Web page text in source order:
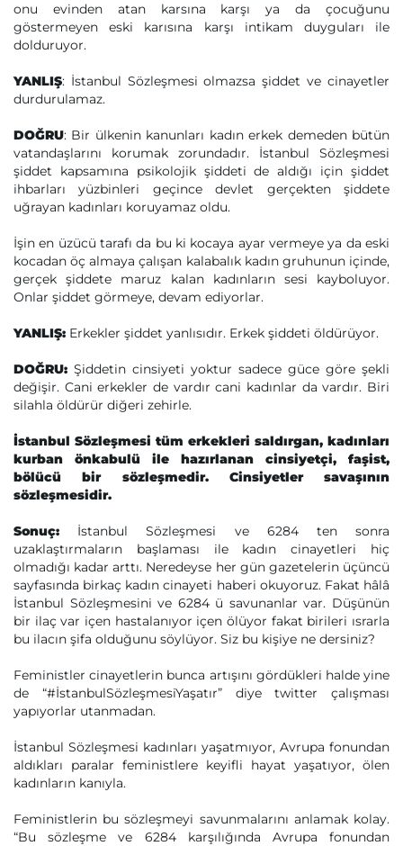
onu evinden atan karsına karşı ya da çocuğunu
göstermeyen eski karısına karşı intikam duyguları ile
dolduruyor.
YANLIŞ: İstanbul Sözleşmesi olmazsa şiddet ve cinayetler
durdurulamaz.
DOĞRU: Bir ülkenin kanunları kadın erkek demeden bütün
vatandaşlarını korumak zorundadır. İstanbul Sözleşmesi
şiddet kapsamına psikolojik şiddeti de aldığı için şiddet
ihbarları yüzbinleri geçince devlet gerçekten şiddete
uğrayan kadınları koruyamaz oldu.
İşin en üzücü tarafı da bu ki kocaya ayar vermeye ya da eski
kocadan öç almaya çalışan kalabalık kadın gruhunun içinde,
gerçek şiddete maruz kalan kadınların sesi kayboluyor.
Onlar şiddet görmeye, devam ediyorlar.
YANLIŞ: Erkekler şiddet yanlısıdır. Erkek şiddeti öldürüyor.
DOĞRU: Şiddetin cinsiyeti yoktur sadece güce göre şekli
değişir. Cani erkekler de vardır cani kadınlar da vardır. Biri
silahla öldürür diğeri zehirle.
İstanbul Sözleşmesi tüm erkekleri saldırgan, kadınları
kurban önkabulü ile hazırlanan cinsiyetçi, faşist,
bölücü bir sözleşmedir. Cinsiyetler savaşının
sözleşmesidir.
Sonuç: İstanbul Sözleşmesi ve 6284 ten sonra
uzaklaştırmaların başlaması ile kadın cinayetleri hiç
olmadığı kadar arttı. Neredeyse her gün gazetelerin üçüncü
sayfasında birkaç kadın cinayeti haberi okuyoruz. Fakat hâlâ
İstanbul Sözleşmesini ve 6284 ü savunanlar var. Düşünün
bir ilaç var içen hastalanıyor içen ölüyor fakat birileri ısrarla
bu ilacın şifa olduğunu söylüyor. Siz bu kişiye ne dersiniz?
Feministler cinayetlerin bunca artışını gördükleri halde yine
de “#İstanbulSözleşmesiYaşatır” diye twitter çalışması
yapıyorlar utanmadan.
İstanbul Sözleşmesi kadınları yaşatmıyor, Avrupa fonundan
aldıkları paralar feministlere keyifli hayat yaşatıyor, ölen
kadınların kanıyla.
Feministlerin bu sözleşmeyi savunmalarını anlamak kolay.
“Bu sözleşme ve 6284 karşılığında Avrupa fonundan